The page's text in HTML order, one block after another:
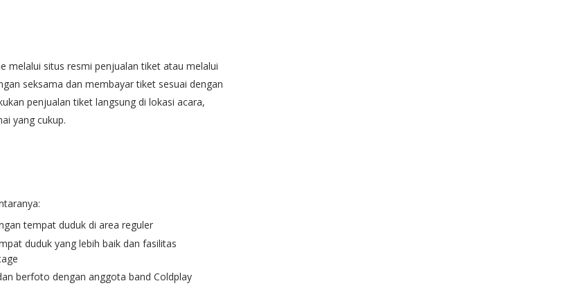
melalui situs resmi penjualan tiket atau melalui
seksama dan membayar tiket sesuai dengan
penjualan tiket langsung di lokasi acara,
yang cukup.
tempat duduk di area reguler
duduk yang lebih baik dan fasilitas
berfoto dengan anggota band Coldplay